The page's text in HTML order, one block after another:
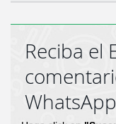
Reciba el
WhatsApp